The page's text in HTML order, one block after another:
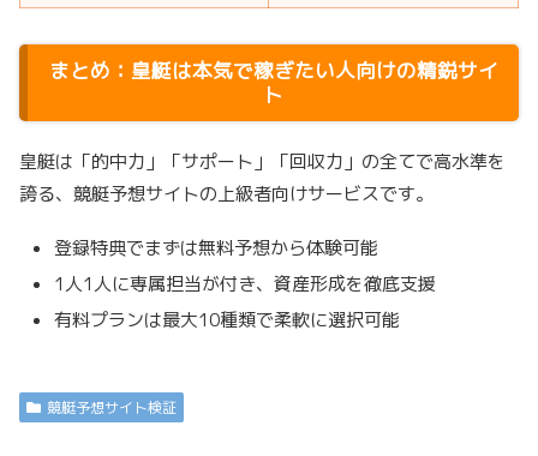
まとめ：皇艇は本気で稼ぎたい人向けの精鋭サイ
ト
皇艇は「的中力」「サポート」「回収力」の全てで高水準を
誇る、競艇予想サイトの上級者向けサービスです。
登録特典でまずは無料予想から体験可能
1人1人に専属担当が付き、資産形成を徹底支援
有料プランは最大10種類で柔軟に選択可能
競艇予想サイト検証